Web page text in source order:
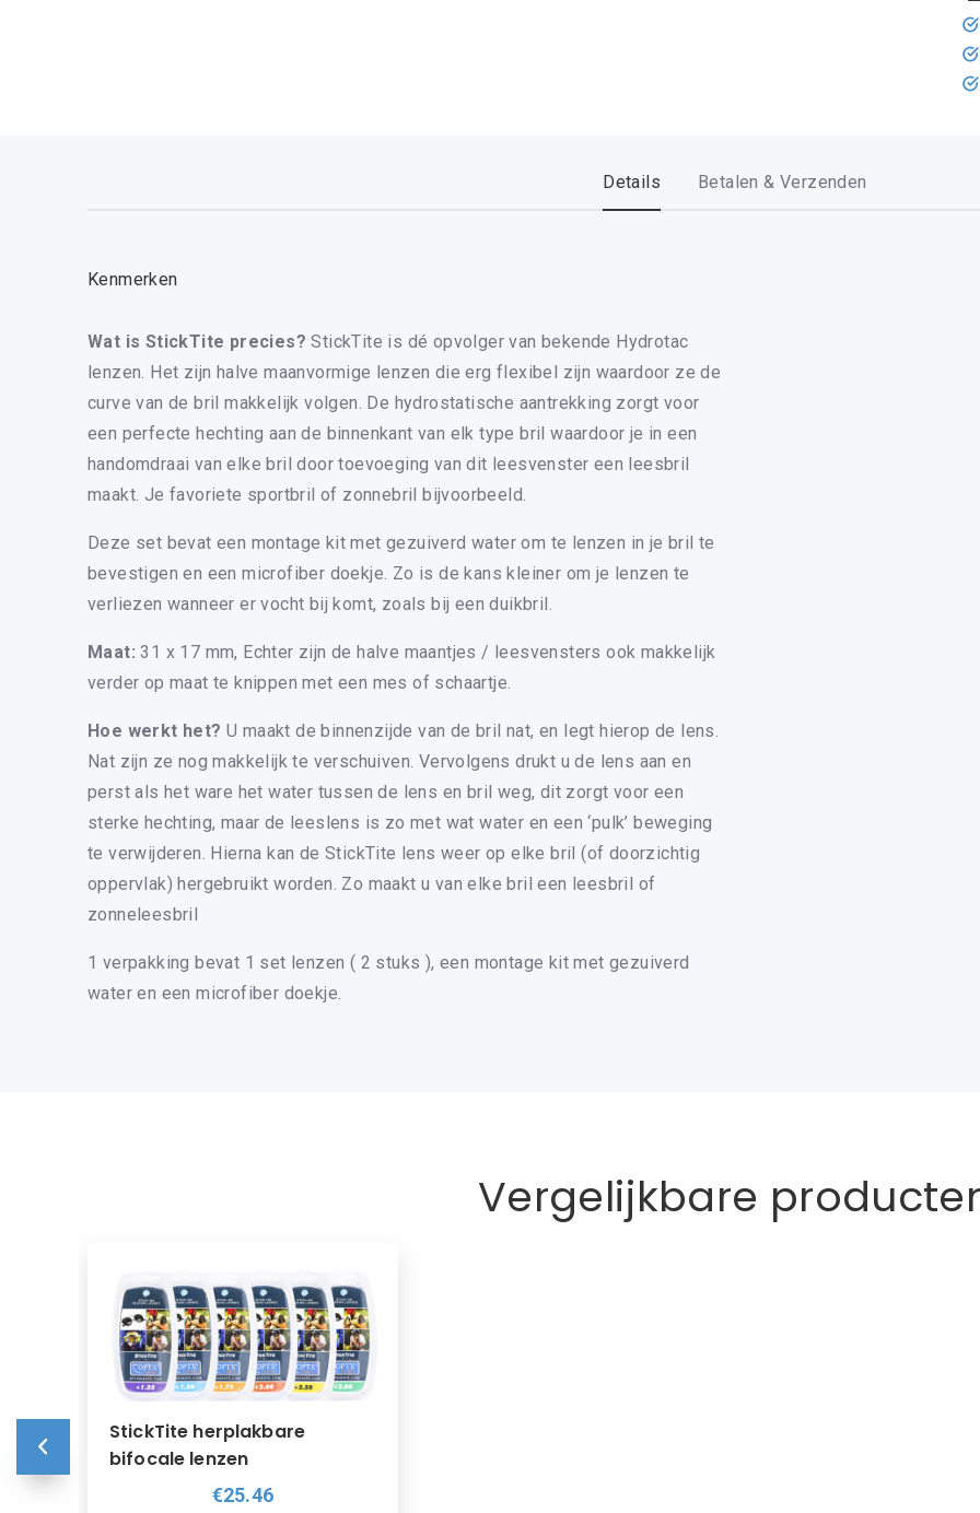
Details Betalen & Verzenden
Kenmerken
Wat is StickTite precies? StickTite is dé opvolger van bekende Hydrotac
lenzen. Het zijn halve maanvormige lenzen die erg flexibel zijn waardoor ze de
curve van de bril makkelijk volgen. De hydrostatische aantrekking zorgt voor
een perfecte hechting aan de binnenkant van elk type bril waardoor je in een
handomdraai van elke bril door toevoeging van dit leesvenster een leesbril
maakt. Je favoriete sportbril of zonnebril bijvoorbeeld.
Deze set bevat een montage kit met gezuiverd water om te lenzen in je bril te
bevestigen en een microfiber doekje. Zo is de kans kleiner om je lenzen te
verliezen wanneer er vocht bij komt, zoals bij een duikbril.
Maat: 31 x 17 mm, Echter zijn de halve maantjes / leesvensters ook makkelijk
verder op maat te knippen met een mes of schaartje.
Hoe werkt het? U maakt de binnenzijde van de bril nat, en legt hierop de lens.
Nat zijn ze nog makkelijk te verschuiven. Vervolgens drukt u de lens aan en
perst als het ware het water tussen de lens en bril weg, dit zorgt voor een
sterke hechting, maar de leeslens is zo met wat water en een ‘pulk’ beweging
te verwijderen. Hierna kan de StickTite lens weer op elke bril (of doorzichtig
oppervlak) hergebruikt worden. Zo maakt u van elke bril een leesbril of
zonneleesbril
1 verpakking bevat 1 set lenzen ( 2 stuks ), een montage kit met gezuiverd
water en een microfiber doekje.
Vergelijkbare
StickTite herplakbare
bifocale lenzen
€25.46